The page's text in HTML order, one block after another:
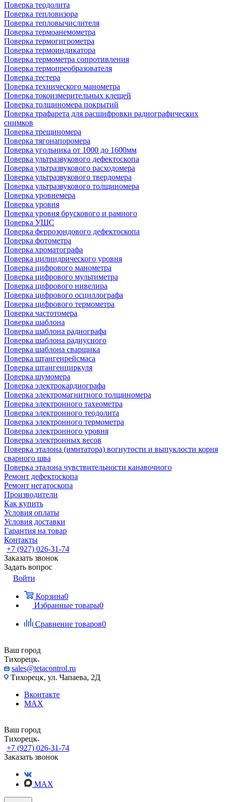
Поверка теодолита
Поверка тепловизора
Поверка тепловычислителя
Поверка термоанемометра
Поверка термогигрометра
Поверка термоиндикатора
Поверка термометра сопротивления
Поверка термопреобразователя
Поверка тестера
Поверка технического манометра
Поверка токоизмерительных клещей
Поверка толщиномера покрытий
Поверка трафарета для расшифровки радиографических
снимков
Поверка трещиномера
Поверка тягонапоромера
Поверка угольника от 1000 до 1600мм
Поверка ультразвукового дефектоскопа
Поверка ультразвукового расходомера
Поверка ультразвукового твердомера
Поверка ультразвукового толщиномера
Поверка уровнемера
Поверка уровня
Поверка уровня брускового и рамного
Поверка УШС
Поверка феррозондового дефектоскопа
Поверка фотометра
Поверка хроматографа
Поверка цилиндрического уровня
Поверка цифрового манометра
Поверка цифрового мультиметра
Поверка цифрового нивелира
Поверка цифрового осциллографа
Поверка цифрового термометра
Поверка частотомера
Поверка шаблона
Поверка шаблона радиографа
Поверка шаблона радиусного
Поверка шаблона сварщика
Поверка штангенрейсмаса
Поверка штангенциркуля
Поверка шумомера
Поверка электрокардиографа
Поверка электромагнитного толщиномера
Поверка электронного тахеометра
Поверка электронного теодолита
Поверка электронного термометра
Поверка электронного уровня
Поверка электронных весов
Поверка эталона (имитатора) вогнутости и выпуклости корня
сварного шва
Поверка эталона чувствительности канавочного
Ремонт дефектоскопа
Ремонт негатоскопа
Производители
Как купить
Условия оплаты
Условия доставки
Гарантия на товар
Контакты
+7 (927) 026-31-74
Заказать звонок
Задать вопрос
Войти
Корзина0
Избранные товары0
Сравнение товаров0
Ваш город
Тихорецк
sales@tetacontrol.ru
Тихорецк, ул. Чапаева, 2Д
Вконтакте
MAX
Ваш город
Тихорецк
+7 (927) 026-31-74
Заказать звонок
MAX